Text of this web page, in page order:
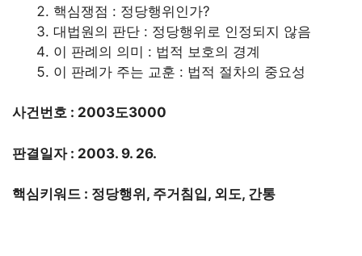
핵심쟁점 : 정당행위인가?
대법원의 판단 : 정당행위로 인정되지 않음
이 판례의 의미 : 법적 보호의 경계
이 판례가 주는 교훈 : 법적 절차의 중요성
사건번호 : 2003도3000
판결일자 : 2003. 9. 26.
핵심키워드 : 정당행위, 주거침입, 외도, 간통